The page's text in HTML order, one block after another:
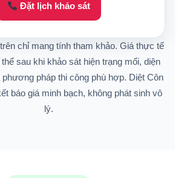
Đặt lịch khảo sát
chỉ mang tính tham khảo. Giá thực tế
sau khi khảo sát hiện trạng mối, diện
pháp thi công phù hợp. Diệt Côn
báo giá minh bạch, không phát sinh vô
lý.